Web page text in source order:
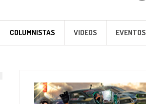
COLUMNISTAS VIDEOS EVENTOS